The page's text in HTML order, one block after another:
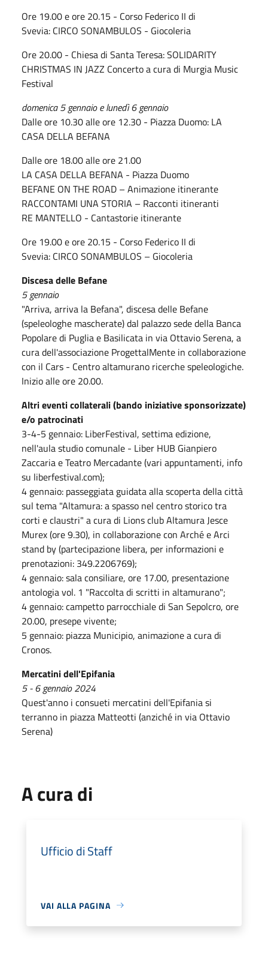
Ore 19.00 e ore 20.15 - Corso Federico II di
Svevia: CIRCO SONAMBULOS - Giocoleria
Ore 20.00 - Chiesa di Santa Teresa: SOLIDARITY
CHRISTMAS IN JAZZ Concerto a cura di Murgia Music
Festival
domenica 5 gennaio e lunedì 6 gennaio
Dalle ore 10.30 alle ore 12.30 - Piazza Duomo: LA
CASA DELLA BEFANA
Dalle ore 18.00 alle ore 21.00
LA CASA DELLA BEFANA - Piazza Duomo
BEFANE ON THE ROAD – Animazione itinerante
RACCONTAMI UNA STORIA – Racconti itineranti
RE MANTELLO - Cantastorie itinerante
Ore 19.00 e ore 20.15 - Corso Federico II di
Svevia: CIRCO SONAMBULOS – Giocoleria
Discesa delle Befane
5 gennaio
"Arriva, arriva la Befana", discesa delle Befane
(speleologhe mascherate) dal palazzo sede della Banca
Popolare di Puglia e Basilicata in via Ottavio Serena, a
cura dell'associazione ProgettalMente in collaborazione
con il Cars - Centro altamurano ricerche speleologiche.
Inizio alle ore 20.00.
Altri eventi collaterali (bando iniziative sponsorizzate)
e/o patrocinati
3-4-5 gennaio: LiberFestival, settima edizione,
nell'aula studio comunale - Liber HUB Gianpiero
Zaccaria e Teatro Mercadante (vari appuntamenti, info
su liberfestival.com);
4 gennaio: passeggiata guidata alla scoperta della città
sul tema "Altamura: a spasso nel centro storico tra
corti e claustri" a cura di Lions club Altamura Jesce
Murex (ore 9.30), in collaborazione con Arché e Arci
stand by (partecipazione libera, per informazioni e
prenotazioni: 349.2206769);
4 gennaio: sala consiliare, ore 17.00, presentazione
antologia vol. 1 "Raccolta di scritti in altamurano";
4 gennaio: campetto parrocchiale di San Sepolcro, ore
20.00, presepe vivente;
5 gennaio: piazza Municipio, animazione a cura di
Cronos.
Mercatini dell'Epifania
5 - 6 gennaio 2024
Quest'anno i consueti mercatini dell'Epifania si
terranno in piazza Matteotti (anziché in via Ottavio
Serena)
A cura di
Ufficio di Staff
VAI ALLA PAGINA